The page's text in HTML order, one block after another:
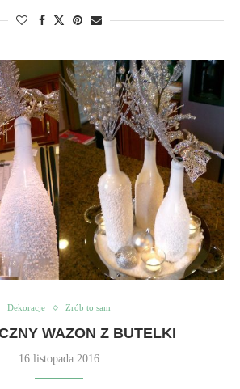
Dekoracje Zrób to sam
WAZON Z BUTELKI
16 listopada 2016